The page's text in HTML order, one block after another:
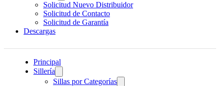
Solicitud Nuevo Distribuidor
Solicitud de Contacto
Solicitud de Garantía
Descargas
Principal
Sillería
Sillas por Categorías